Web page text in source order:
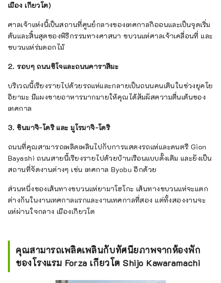
เมือง เกียวโต)
ศาลเจ้าแห่งนี้เป็นสถานที่ศูนย์กลางของเทศกาลกิออนและเป็นจุดเริ่ม
ต้นและสิ้นสุดของพิธีกรรมทางศาสนา ขบวนแห่ศาลเจ้าเคลื่อนที่ และ
ขบวนแห่ร่มดอกไม้
2. รอบๆ ถนนชิโจและถนนคาราสึมะ
บริเวณนี้เรียงรายไปด้วยรถแห่และกลายเป็นถนนคนเดินในช่วงยุคโย
อิยามะ มีแผงขายอาหารมากมายให้คุณได้สัมผัสความตื่นเต้นของ
เทศกาล
3. ชินมาจิ-โดริ และ มูโรมาจิ-โดริ
ถนนที่คุณสามารถเพลิดเพลินไปกับการแสดงรถแห่และดนตรี Gion
Bayashi ถนนสายนี้เรียงรายไปด้วยบ้านเรือนแบบดั้งเดิม และยังเป็น
สถานที่จัดงานต่างๆ เช่น เทศกาล Byobu อีกด้วย
ส่วนหนึ่งของเส้นทางขบวนแห่ยามาโฮโกะ เส้นทางขบวนแห่จะแตก
ต่างกันในงานเทศกาลแรกและงานเทศกาลที่สอง แต่ทั้งสองงานจะ
แห่ผ่านใจกลาง เมืองเกียวโต
คุณสามารถเพลิดเพลินกับทัศนียภาพจากห้องพัก
ของโรงแรม Forza เกียวโต Shijo Kawaramachi